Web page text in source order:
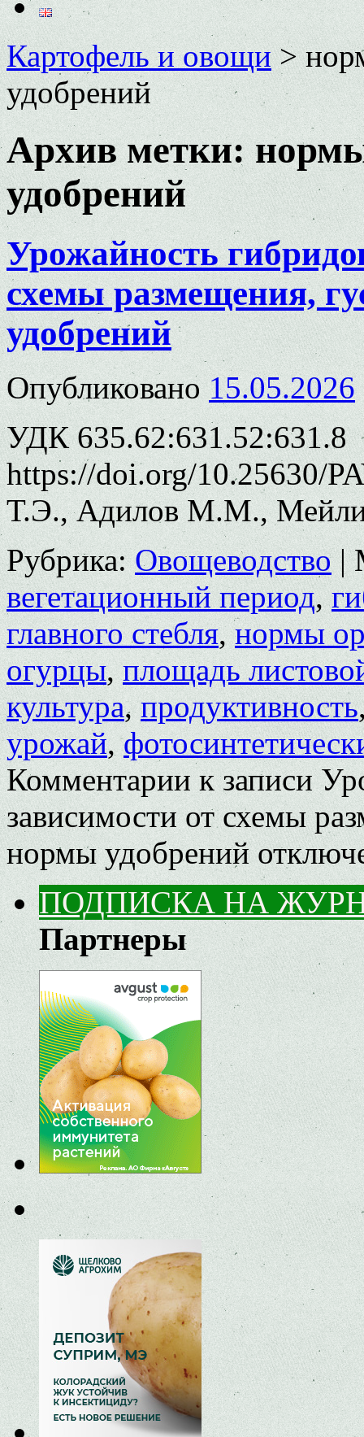
Картофель и овощи>
удобрений
Архив метки:
удобрений
Урожайность
схемы размещения,
удобрений
Опубликовано 15.05.2026
УДК 635.62:631.52:631.8
https://doi.org/10.25630/
Т.Э., Адилов М.М.,
Рубрика: Овощеводство |
вегетационный период,
главного стебля,нормы
огурцы,площадь
культура,продуктивность
урожай,
Комментарии к записи
зависимости от схемы
нормы удобрений
ПОДПИСКА НА
Партнеры